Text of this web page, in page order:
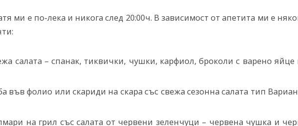
ми е по-лека и никога след 20:00ч. В зависимост от апетита ми е
салата – спанак, тиквички, чушки, карфиол, броколи с варено яйце
във фолио или скариди на скара със свежа сезонна салата тип
на грил със салата от червени зеленчуци – червена чушка и